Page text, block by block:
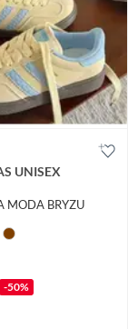
UNISEX
MODA BRYZU
-50%